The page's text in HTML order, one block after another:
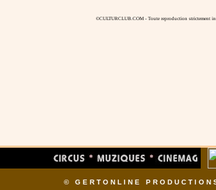
©CULTURCLUB.COM - Toute reproduction strictement
© GERTONLINE